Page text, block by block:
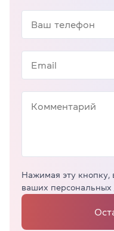
Нажимая эту кнопку,
ваших персональных